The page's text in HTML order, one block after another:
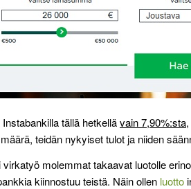
tällä hetkellävain 7,90%:sta
teidän nykyiset tulot ja niiden
molemmat takaavat luotolle
kiinnostuu teistä. Näin ollen luotto